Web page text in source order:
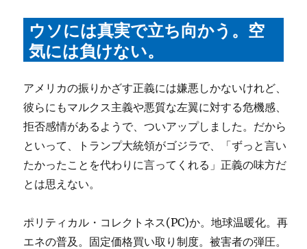
ウソには真実で立ち向かう。空
気には負けない。
アメリカの振りかざす正義には嫌悪しかないけれど、
彼らにもマルクス主義や悪質な左翼に対する危機感、
拒否感情があるようで、ついアップしました。だから
といって、トランプ大統領がゴジラで、「ずっと言い
たかったことを代わりに言ってくれる」正義の味方だ
とは思えない。
ポリティカル・コレクトネス(PC)か。地球温暖化。再
エネの普及。固定価格買い取り制度。被害者の弾圧。